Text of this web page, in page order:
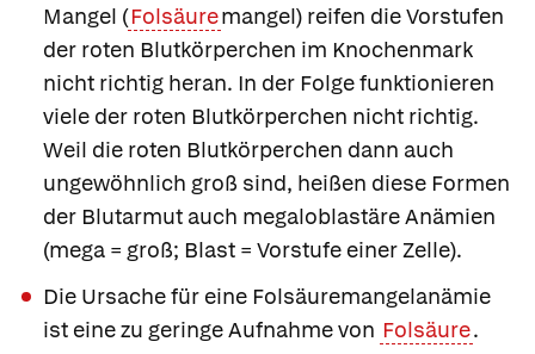
Mangel (Folsäuremangel) reifen die Vorstufen
der roten Blutkörperchen im Knochenmark
nicht richtig heran. In der Folge funktionieren
viele der roten Blutkörperchen nicht richtig.
Weil die roten Blutkörperchen dann auch
ungewöhnlich groß sind, heißen diese Formen
der Blutarmut auch megaloblastäre Anämien
(mega = groß; Blast = Vorstufe einer Zelle).
Die Ursache für eine Folsäuremangelanämie
ist eine zu geringe Aufnahme von Folsäure.